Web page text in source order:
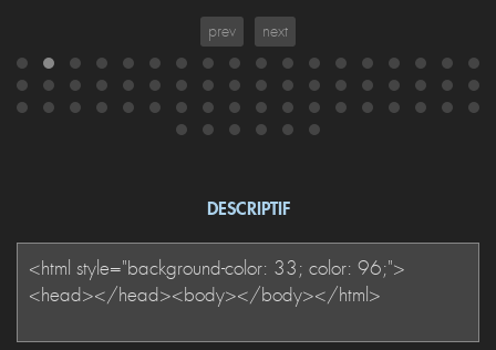
prev next
DESCRIPTIF